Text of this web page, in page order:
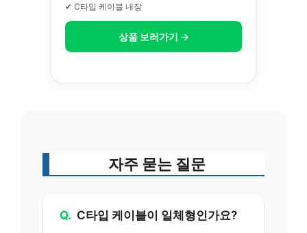
✔ C타입 케이블 내장
상품 보러가기 →
자주 묻는 질문
Q. C타입 케이블이 일체형인가요?